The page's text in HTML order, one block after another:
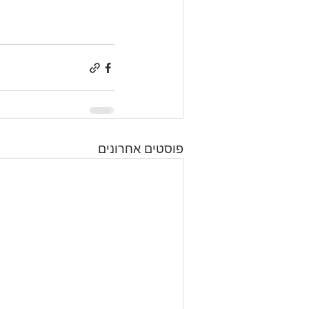
פוסטים אחרונים